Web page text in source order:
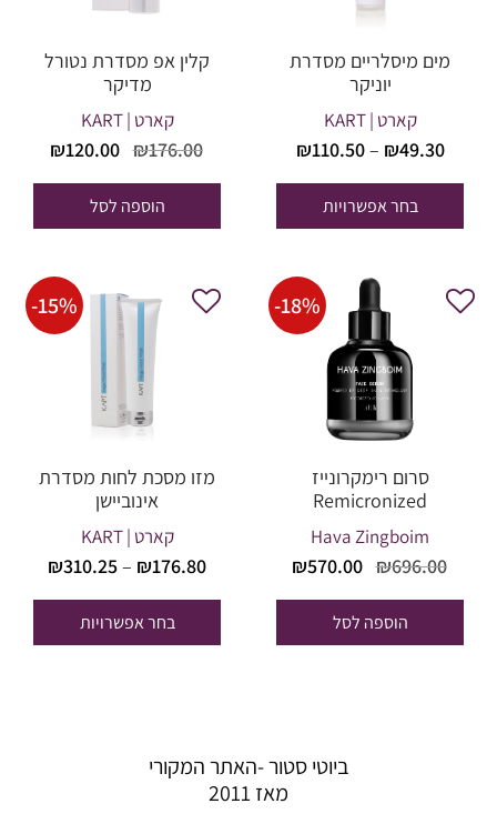
מים מיסלריים מסדרת
יוניקר
קארט | KART
₪49.30
–
₪110.50
⁦₪110.50⁩
בחר אפשרויות
קלין אפ מסדרת נטורל
מדיקר
קארט | KART
₪176.00
המחיר
₪176.00.
₪120.00
הוספה לסל
-18%
סרום רימקרונייז
Remicronized
Hava Zingboim
₪696.00
המחיר
₪696.00.
₪570.00
הוספה לסל
-15%
מזו מסכת לחות מסדרת
אינוביישן
קארט | KART
₪176.80
–
₪310.25
בחר אפשרויות
ביוטי סטור -האתר המקורי
מאז 2011